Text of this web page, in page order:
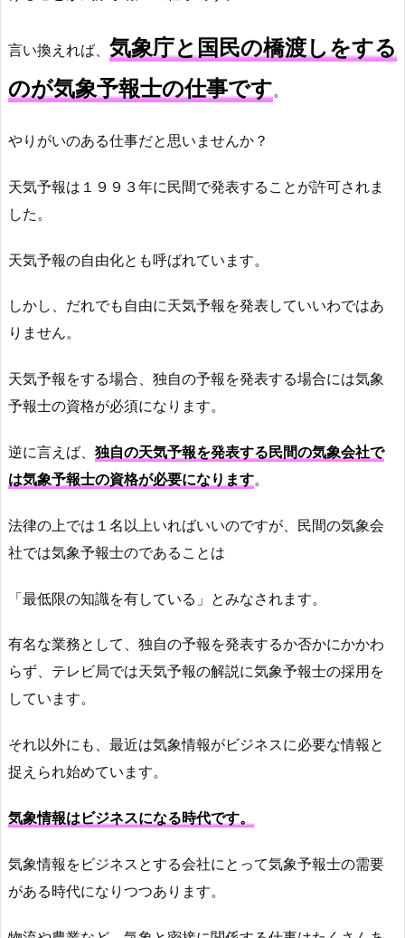
言い換えれば、 気象庁と国民の橋渡しをする
のが気象予報士の仕事です。
やりがいのある仕事だと思いませんか？
天気予報は１９９３年に民間で発表することが許可されま
した。
天気予報の自由化とも呼ばれています。
しかし、だれでも自由に天気予報を発表していいわではあ
りません。
天気予報をする場合、独自の予報を発表する場合には気象
予報士の資格が必須になります。
逆に言えば、 独自の天気予報を発表する民間の気象会社で
は気象予報士の資格が必要になります。
法律の上では１名以上いればいいのですが、民間の気象会
社では気象予報士のであることは
「最低限の知識を有している」とみなされます。
有名な業務として、独自の予報を発表するか否かにかかわ
らず、テレビ局では天気予報の解説に気象予報士の採用を
しています。
それ以外にも、最近は気象情報がビジネスに必要な情報と
捉えられ始めています。
気象情報はビジネスになる時代です。
気象情報をビジネスとする会社にとって気象予報士の需要
がある時代になりつつあります。